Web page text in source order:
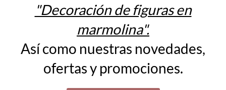
"Decoración de figuras en
marmolina".
Así como nuestras novedades,
ofertas y promociones.